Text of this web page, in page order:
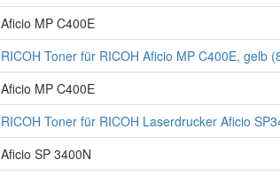
Aficio MP C400E
RICOH Toner für RICOH Aficio MP C400E, gelb
Aficio MP C400E
RICOH Toner für RICOH Laserdrucker Aficio
Aficio SP 3400N